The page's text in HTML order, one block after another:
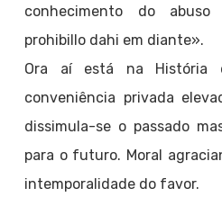
conhecimento do
prohibillo dahi em diante».
Ora aí está na História
conveniência privada
dissimula-se o passado
para o futuro. Moral
intemporalidade do favor.